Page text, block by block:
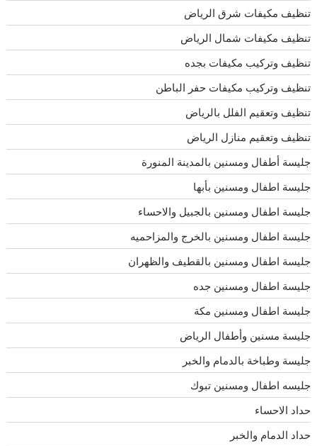
تنظيف مكيفات شرق الرياض
تنظيف مكيفات شمال الرياض
تنظيف وتركيب مكيفات بجده
تنظيف وتركيب مكيفات حفر الباطن
تنظيف وتعقيم الفلل بالرياض
تنظيف وتعقيم منازل الرياض
جليسة أطفال ومسنين بالمدينة المنورة
جليسة اطفال ومسنين بأبها
جليسة اطفال ومسنين بالجبيل والاحساء
جليسة اطفال ومسنين بالخرج والمزاحميه
جليسة اطفال ومسنين بالقطيف والظهران
جليسة اطفال ومسنين جده
جليسة اطفال ومسنين مكة
جليسة مسنين وأطفال الرياض
جليسة وطباخة بالدمام والخبر
جليسه اطفال ومسنين تبوك
حداد الاحساء
حداد الدمام والخبر